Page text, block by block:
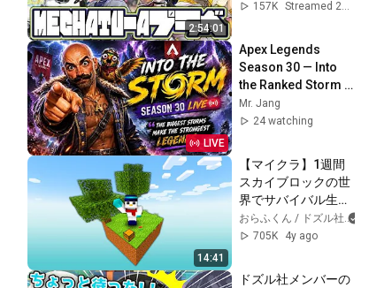
2:54:01
じ】157K
Streamed 2w ago
LIVE
Apex Legends
Season 30 — Into
the Ranked Storm
⛈️
Mr. Jang
24 watching
14:41
【マイクラ】1週間
スカイブロックの世
界でサバイバル生活
してみた結果！？ おらふくん / ドズル社
705K
4y ago
ドズル社メンバーの